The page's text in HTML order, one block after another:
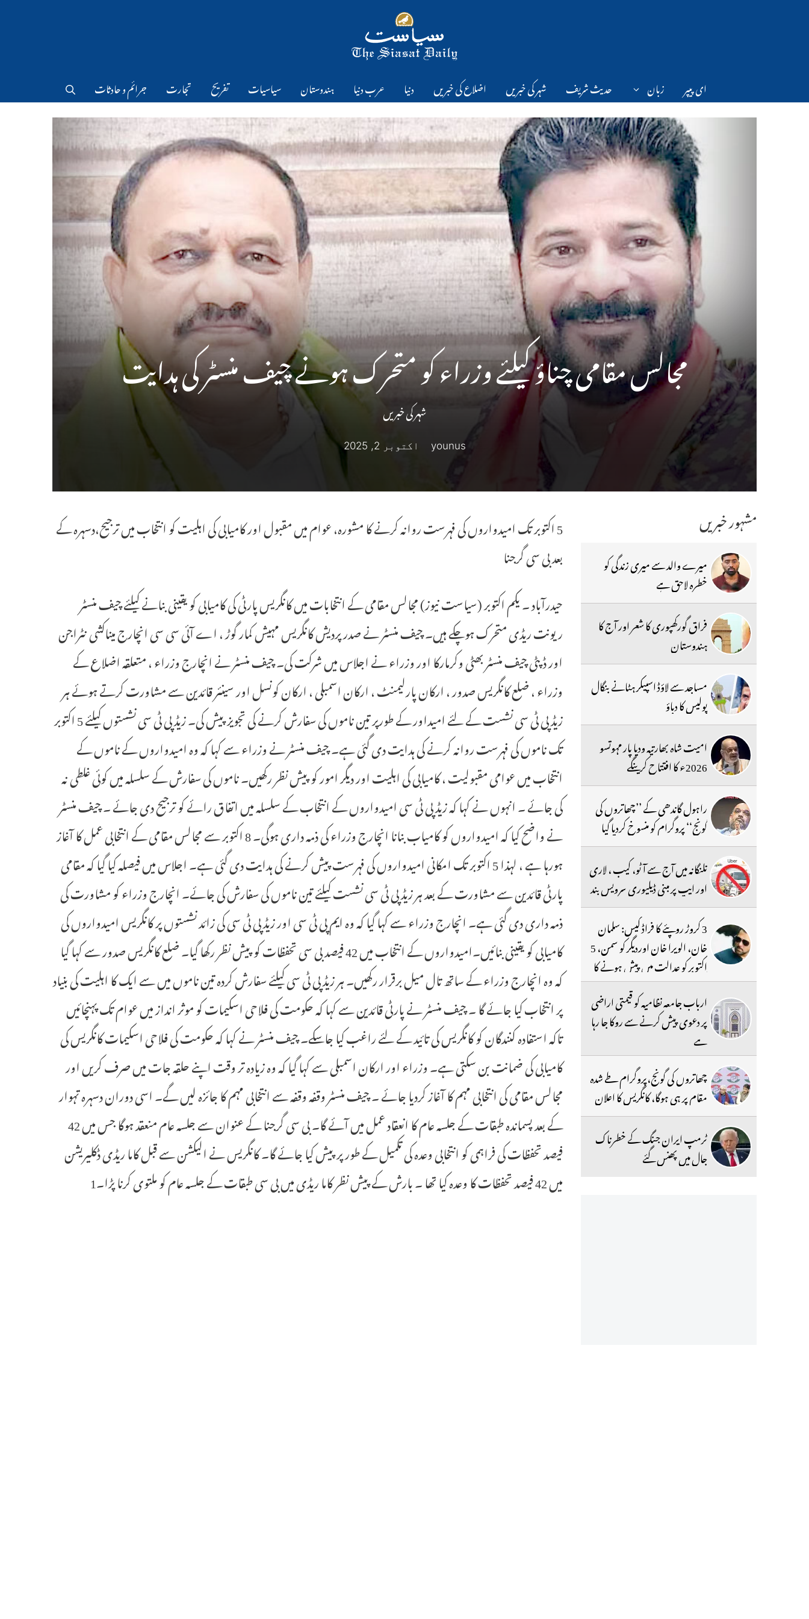
ای پیپر زبان حدیث شریف شہر کی خبریں اضلاع کی خبریں دنیا عرب دنیا ہندوستان سیاسیات تفریح تجارت جرائم و حادثات
مجالس مقامی چناؤ کیلئے وزراء کو متحرک ہونے چیف منسٹر کی ہدایت
شہر کی خبریں
younus اکتوبر 2, 2025
5 اکتوبر تک امیدواروں کی فہرست روانہ کرنے کا مشورہ، عوام میں مقبول اور کامیابی کی اہلیت کو انتخاب میں ترجیح،دسہرہ کے
بعد بی سی گرجنا
حیدرآباد ۔ یکم اکتوبر (سیاست نیوز) مجالس مقامی کے انتخابات میں کانگریس پارٹی کی کامیابی کو یقینی بنانے کیلئے چیف منسٹر
ریونت ریڈی متحرک ہوچکے ہیں۔ چیف منسٹر نے صدر پردیش کانگریس مہیش کمار گوڑ ، اے آئی سی سی انچارج میناکشی نٹراجن
اور ڈپٹی چیف منسٹر بھٹی وکرمارکا اور وزراء نے اجلاس میں شرکت کی۔ چیف منسٹر نے انچارج وزراء ، متعلقہ اضلاع کے
وزراء ، ضلع کانگریس صدور ، ارکان پارلیمنٹ ، ارکان اسمبلی ، ارکان کونسل اور سینئر قائدین سے مشاورت کرتے ہوئے ہر
زیڈ پی ٹی سی نشست کے لئے امیداور کے طورپر تین ناموں کی سفارش کرنے کی تجویز پیش کی۔ زیڈ پی ٹی سی نشستوں کیلئے 5 اکتوبر
تک ناموں کی فہرست روانہ کرنے کی ہدایت دی گئی ہے۔ چیف منسٹر نے وزراء سے کہا کہ وہ امیدواروں کے ناموں کے
انتخاب میں عوامی مقبولیت ، کامیابی کی اہلیت اور دیگر امور کو پیش نظر رکھیں۔ ناموں کی سفارش کے سلسلہ میں کوئی غلطی نہ
کی جائے ۔ انہوں نے کہا کہ زیڈ پی ٹی سی امیدواروں کے انتخاب کے سلسلہ میں اتفاق رائے کو ترجیح دی جائے ۔ چیف منسٹر
نے واضح کیا کہ امیدواروں کو کامیاب بنانا انچارج وزراء کی ذمہ داری ہوگی۔ 8 اکتوبر سے مجالس مقامی کے انتخابی عمل کا آغاز
ہورہا ہے ، لہذا 5 اکتوبر تک امکانی امیدواروں کی فہرست پیش کرنے کی ہدایت دی گئی ہے۔ اجلاس میں فیصلہ کیا گیا کہ مقامی
پارٹی قائدین سے مشاورت کے بعد ہر زیڈ پی ٹی سی نشست کیلئے تین ناموں کی سفارش کی جائے۔ انچارج وزراء کو مشاورت کی
ذمہ داری دی گئی ہے۔ انچارج وزراء سے کہا گیا کہ وہ ایم پی ٹی سی اور زیڈ پی ٹی سی کی زائد نشستوں پر کانگریس امیدواروں کی
کامیابی کو یقینی بنائیں۔امیدواروں کے انتخاب میں 42 فیصد بی سی تحفظات کو پیش نظر رکھا گیا۔ ضلع کانگریس صدور سے کہا گیا
کہ وہ انچارج وزراء کے ساتھ تال میل برقرار رکھیں۔ ہر زیڈ پی ٹی سی کیلئے سفارش کردہ تین ناموں میں سے ایک کا اہلیت کی بنیاد
پر انتخاب کیا جائے گا ۔ چیف منسٹر نے پارٹی قائدین سے کہا کہ حکومت کی فلاحی اسکیمات کو موثر انداز میں عوام تک پہنچائیں
تاکہ استفادہ کنندگان کو کانگریس کی تائید کے لئے راغب کیا جاسکے۔ چیف منسٹر نے کہا کہ حکومت کی فلاحی اسکیمات کانگریس کی
کامیابی کی ضمانت بن سکتی ہے۔ وزراء اور ارکان اسمبلی سے کہا گیا کہ وہ زیادہ تر وقت اپنے حلقہ جات میں صرف کریں اور
مجالس مقامی کی انتخابی مہم کا آغاز کردیا جائے ۔ چیف منسٹر وقفہ وقفہ سے انتخابی مہم کا جائزہ لیں گے۔ اسی دوران دسہرہ تہوار
کے بعد پسماندہ طبقات کے جلسہ عام کا انعقاد عمل میں آئے گا۔ بی سی گرجنا کے عنوان سے جلسہ عام منعقد ہوگا جس میں 42
فیصد تحفظات کی فراہمی کو انتخابی وعدہ کی تکمیل کے طور پر پیش کیا جائے گا۔ کانگریس نے الیکشن سے قبل کاما ریڈی ڈکلیریشن
میں 42 فیصد تحفظات کا وعدہ کیا تھا ۔ بارش کے پیش نظر کاما ریڈی میں بی سی طبقات کے جلسہ عام کو ملتوی کرنا پڑا۔1
مشہور خبریں
میرے والد سے میری زندگی کو
خطرہ لاحق ہے
فراق گورکھپوری کا شعر اور آج کا
ہندوستان
مساجد سے لاؤڈ اسپیکر ہٹانے بنگال
پولیس کا دباؤ
امیت شاہ بھارتیہ ودیا پار مہوتسو
2026ء کا افتتاح کرینگے
راہول گاندھی کے ’’چھاتروں کی
گونج‘‘ پروگرام کو منسوخ کردیا گیا
تلنگانہ میں آج سے آٹو، کیب ، لاری
اور ایپ پر مبنی ڈیلیوری سرویس بند
3 کروڑ روپئے کا فراڈ کیس: سلمان
خان، الویرا خان اوردیگر کو سمن، 5
اکتوبر کو عدالت میں پیش ہونے کا
حکم
ارباب جامعہ نظامیہ کو قیمتی اراضی
پر دعوی پیش کرنے سے روکا جا رہا
ہے
چھاتروں کی گونج،پروگرام طے شدہ
مقام پر ہی ہوگا، کانگریس کا اعلان
ٹرمپ ایران جنگ کے خطرناک
جال میں پھنس گئے